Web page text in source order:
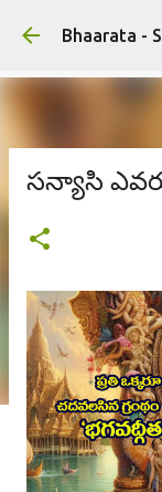
Bhaarata -
సన్యాసి